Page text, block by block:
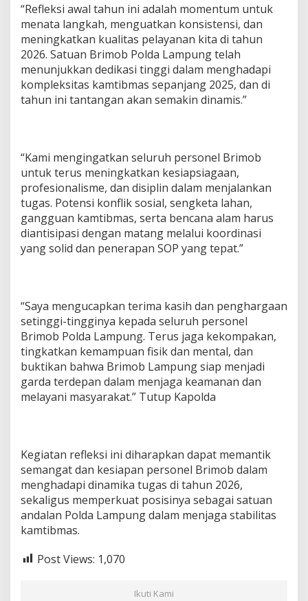
m
a
s
2
0
2
6
“Refleksi awal tahun ini adalah momentum untuk
menata langkah, menguatkan konsistensi, dan
meningkatkan kualitas pelayanan kita di tahun
2026. Satuan Brimob Polda Lampung telah
menunjukkan dedikasi tinggi dalam menghadapi
kompleksitas kamtibmas sepanjang 2025, dan di
tahun ini tantangan akan semakin dinamis.”
“Kami mengingatkan seluruh personel Brimob
untuk terus meningkatkan kesiapsiagaan,
profesionalisme, dan disiplin dalam menjalankan
tugas. Potensi konflik sosial, sengketa lahan,
gangguan kamtibmas, serta bencana alam harus
diantisipasi dengan matang melalui koordinasi
yang solid dan penerapan SOP yang tepat.”
“Saya mengucapkan terima kasih dan penghargaan
setinggi-tingginya kepada seluruh personel
Brimob Polda Lampung. Terus jaga kekompakan,
tingkatkan kemampuan fisik dan mental, dan
buktikan bahwa Brimob Lampung siap menjadi
garda terdepan dalam menjaga keamanan dan
melayani masyarakat.” Tutup Kapolda
Kegiatan refleksi ini diharapkan dapat memantik
semangat dan kesiapan personel Brimob dalam
menghadapi dinamika tugas di tahun 2026,
sekaligus memperkuat posisinya sebagai satuan
andalan Polda Lampung dalam menjaga stabilitas
kamtibmas.
Post Views: 1,070
Ikuti Kami